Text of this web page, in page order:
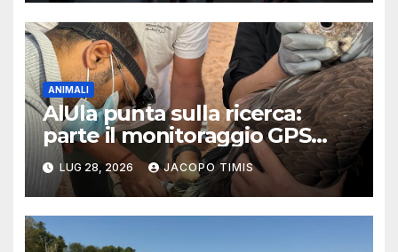
ANIMALI
AlUla punta sulla ricerca:
parte il monitoraggio GPS
dell’avvoltoio nubiano per
proteggere la biodiversità
LUG 28, 2026 JACOPO TIMIS